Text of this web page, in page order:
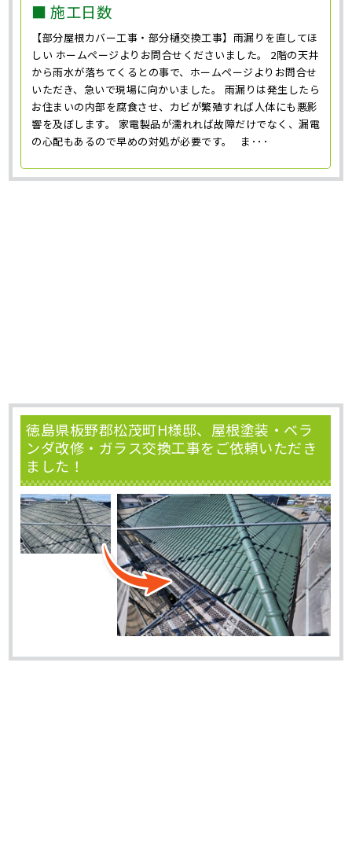
■ 施工日数
【部分屋根カバー工事・部分樋交換工事】雨漏りを直してほ
しい ホームページよりお問合せくださいました。 2階の天井
から雨水が落ちてくるとの事で、ホームページよりお問合せ
いただき、急いで現場に向かいました。 雨漏りは発生したら
お住まいの内部を腐食させ、カビが繁殖すれば人体にも悪影
響を及ぼします。 家電製品が濡れれば故障だけでなく、漏電
の心配もあるので早めの対処が必要です。 ま･･･
徳島県板野郡松茂町H様邸、屋根塗装・ベラ
ンダ改修・ガラス交換工事をご依頼いただき
ました！